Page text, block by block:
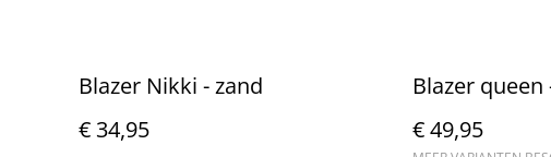
Blazer Nikki - zand
€ 34,95
Blazer queen
€ 49,95